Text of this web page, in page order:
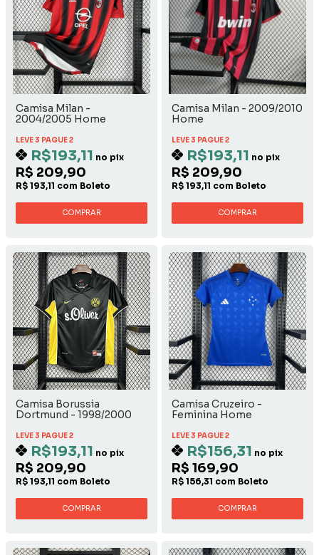
Camisa Milan -
2004/2005 Home
LEVE 3 PAGUE 2
R$193,11 no pix
R$ 209,90
R$ 193,11 com Boleto
COMPRAR
Camisa Milan - 2009/2010
Home
LEVE 3 PAGUE 2
R$193,11 no pix
R$ 209,90
R$ 193,11 com Boleto
COMPRAR
Camisa Borussia
Dortmund - 1998/2000
LEVE 3 PAGUE 2
R$193,11 no pix
R$ 209,90
R$ 193,11 com Boleto
COMPRAR
Camisa Cruzeiro -
Feminina Home
LEVE 3 PAGUE 2
R$156,31 no pix
R$ 169,90
R$ 156,31 com Boleto
COMPRAR